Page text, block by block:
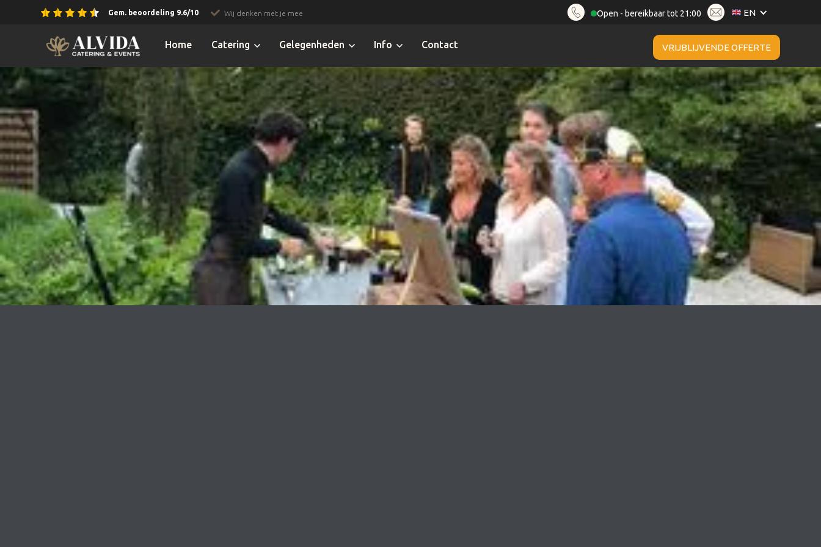
Gem. beoordeling 9.6/10 Wij denken met je mee Open - bereikbaar tot 21:00 EN
Home Catering Gelegenheden Info Contact VRIJBLIJVENDE OFFERTE